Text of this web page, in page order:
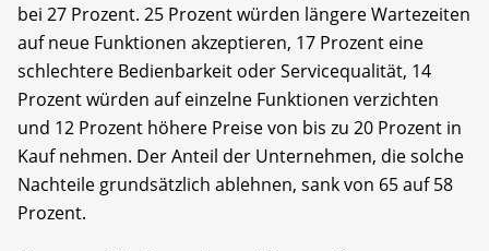
bei 27 Prozent. 25 Prozent würden längere Wartezeiten
auf neue Funktionen akzeptieren, 17 Prozent eine
schlechtere Bedienbarkeit oder Servicequalität, 14
Prozent würden auf einzelne Funktionen verzichten
und 12 Prozent höhere Preise von bis zu 20 Prozent in
Kauf nehmen. Der Anteil der Unternehmen, die solche
Nachteile grundsätzlich ablehnen, sank von 65 auf 58
Prozent.